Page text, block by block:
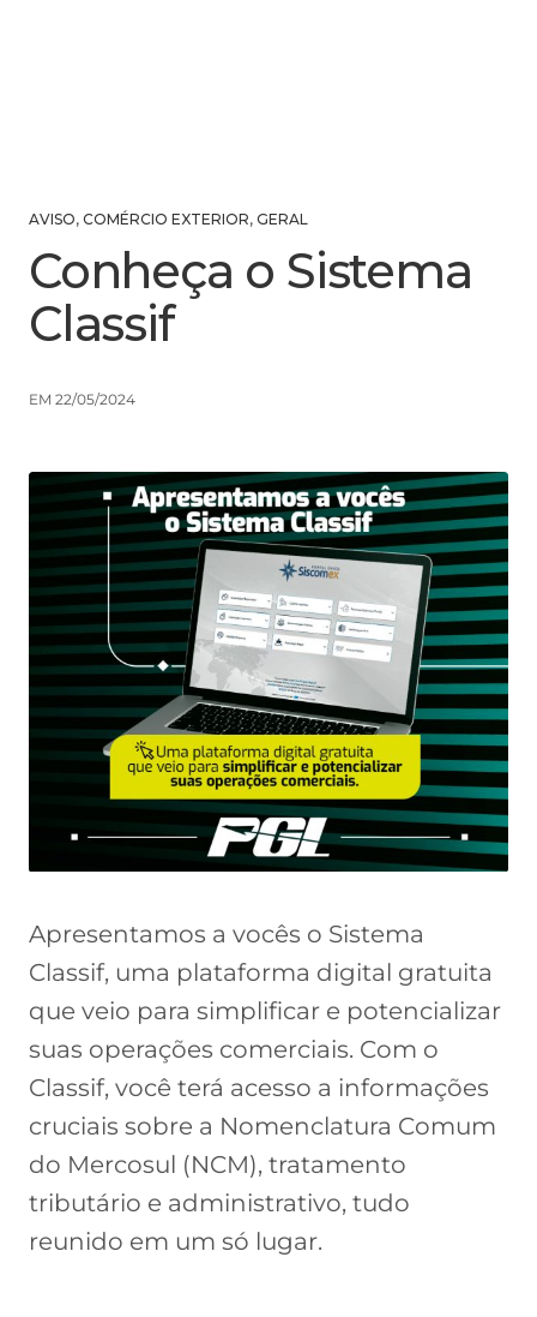
AVISO, COMÉRCIO EXTERIOR, GERAL
Conheça o Sistema
Classif
EM 22/05/2024
Apresentamos a vocês o Sistema
Classif, uma plataforma digital gratuita
que veio para simplificar e potencializar
suas operações comerciais. Com o
Classif, você terá acesso a informações
cruciais sobre a Nomenclatura Comum
do Mercosul (NCM), tratamento
tributário e administrativo, tudo
reunido em um só lugar.